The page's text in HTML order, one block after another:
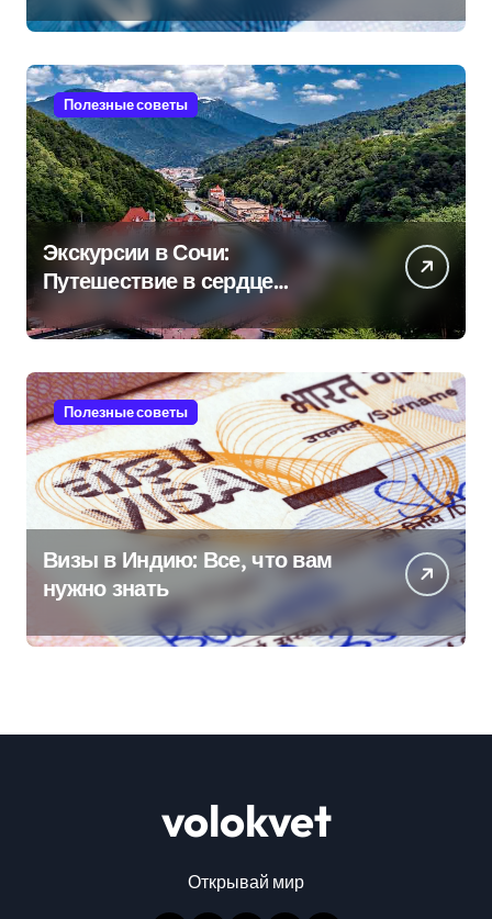
Полезные советы
Экскурсии в Сочи:
Путешествие в сердце
Черноморского курорта
Полезные советы
Визы в Индию: Все, что вам
нужно знать
volokvet
Открывай мир